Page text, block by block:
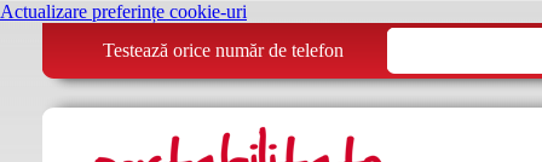
Actualizare preferințe cookie-uri
Testează orice număr de telefon